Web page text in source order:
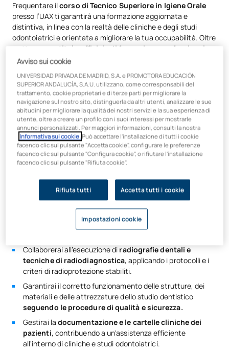
Frequentare ilcorso di Tecnico Superiore in Igiene Orale
presso l’UAX ti garantirà una formazione aggiornata e
distintiva, in linea con la realtà delle cliniche e degli studi
odontoiatrici e orientata a migliorare la tua occupabilità. Oltre
a ottenere un titolo ufficiale di formazione professionale
di livello superiore
crediti se provieni da altri percorsi di studio o da un altro
istituto e proseguire successivamente il tuo percorso
accademico accedendo a corsi di laurea nel settore sanitario,
come la Laurea in Odontoiatria.
Cosa imparerai nel corso di Formazione
Professionale di Livello Superiore in
Igiene Orale?
Imparerai acollaborare con il dentista nelleattività di
prevenzione, visita e trattamento delle patologie
orodentali.
visita, alla valutazione e alla promozione
Collaborerai all’esecuzione di radiografie dentali e
tecniche di radiodiagnostica, applicando i protocolli e i
criteri di radioprotezione stabiliti.
Garantirai il corretto funzionamento delle strutture, dei
materiali e delle attrezzature dello studio dentistico
seguendo le procedure di qualità e sicurezza.
Gestirai la documentazione e le cartelle cliniche dei
pazienti, contribuendo a un'assistenza efficiente
all'interno di cliniche e studi odontoiatrici.
Avviso sui cookie
UNIVERSIDAD PRIVADA DE MADRID, S.A. e PROMOTORA EDUCACIÓN
SUPERIOR ANDALUCÍA, S.A.U. utilizzano, come corresponsabili del
trattamento, cookie proprietari e di terze parti per migliorare la
navigazione sul nostro sito, distinguerla da altri utenti, analizzare le sue
abitudini per migliorare la qualità dei nostri servizi e la sua esperienza di
utente, oltre a creare un profilo con i suoi interessi per mostrarle
annunci personalizzati. Per maggiori informazioni, consulti la nostra
Informativa sui cookie.Può accettare l'installazione di tutti i cookie
facendo clic sul pulsante "Accetta cookie", configurare le preferenze
facendo clic sul pulsante "Configura cookie", o rifiutare l'installazione
facendo clic sul pulsante "Rifiuta cookie".
Rifiuta tutti Accetta tutti i cookie
Impostazioni cookie